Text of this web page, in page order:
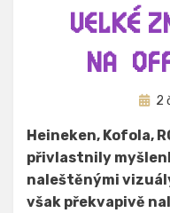
VELKÉ
NA
2
Heineken, Kofola,
přivlastnily
naleštěnými
však překvapivě